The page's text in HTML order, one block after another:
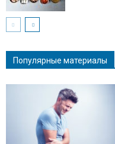
Популярные материалы